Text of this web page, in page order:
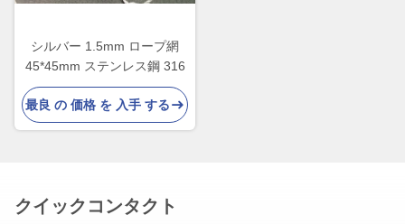
シルバー 1.5mm ロープ網
45*45mm ステンレス鋼 316
最良 の 価格 を 入手 する
クイックコンタクト